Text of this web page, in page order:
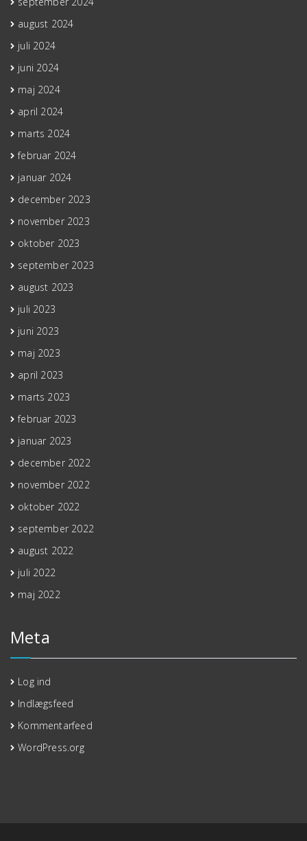
august 2024
juli 2024
juni 2024
maj 2024
april 2024
marts 2024
februar 2024
januar 2024
december 2023
november 2023
oktober 2023
september 2023
august 2023
juli 2023
juni 2023
maj 2023
april 2023
marts 2023
februar 2023
januar 2023
december 2022
november 2022
oktober 2022
september 2022
august 2022
juli 2022
maj 2022
Meta
Log ind
Indlægsfeed
Kommentarfeed
WordPress.org